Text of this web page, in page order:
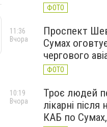
ФОТО
Проспект
Сумах
чергового
ФОТО
11:36
Вчора
Троє людей
лікарні після
КАБ по
10:19
Вчора